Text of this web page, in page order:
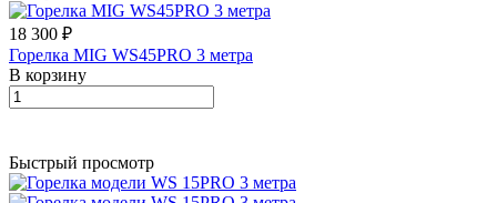
18 300 ₽
Горелка MIG WS45PRO 3 метра
В корзину
Быстрый просмотр